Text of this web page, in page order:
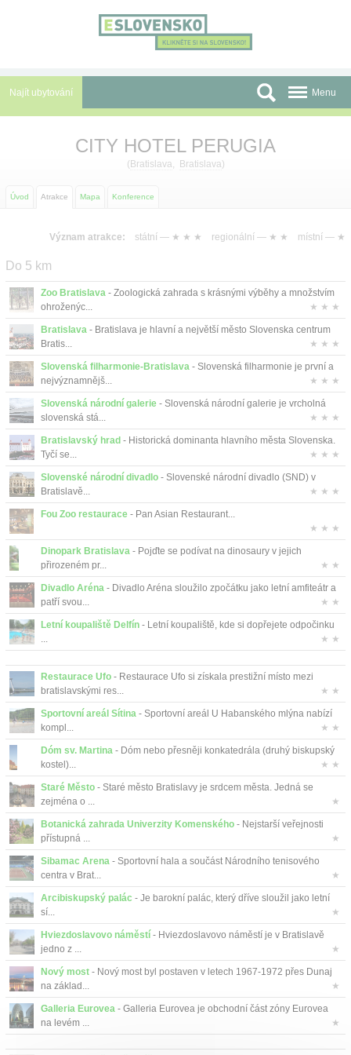
Najít ubytování
Autobusové zájezdy
Před cestou
Atrakce
Kontakt
Menu
CITY HOTEL PERUGIA
( Bratislava, Bratislava)
Úvod Atrakce Mapa Konference
Význam atrakce: státní — ★ ★ ★ regionální — ★ ★ místní — ★
Do 5 km
Zoo Bratislava - Zoologická zahrada s krásnými výběhy a množstvím
ohroženýc...
★ ★ ★
Bratislava - Bratislava je hlavní a největší město Slovenska centrum
Bratis...
★ ★ ★
Slovenská filharmonie-Bratislava - Slovenská filharmonie je první a
nejvýznamnějš...
★ ★ ★
Slovenská národní galerie - Slovenská národní galerie je vrcholná
slovenská stá...
★ ★ ★
Bratislavský hrad - Historická dominanta hlavního města Slovenska.
Tyčí se...
★ ★ ★
Slovenské národní divadlo - Slovenské národní divadlo (SND) v
Bratislavě...
★ ★ ★
Fou Zoo restaurace - Pan Asian Restaurant...
★ ★ ★
Dinopark Bratislava - Pojďte se podívat na dinosaury v jejich
přirozeném pr...
★ ★
Divadlo Aréna - Divadlo Aréna sloužilo zpočátku jako letní amfiteátr a
patří svou...
★ ★
Letní koupaliště Delfín - Letní koupaliště, kde si dopřejete odpočinku
...
★ ★
Restaurace Ufo - Restaurace Ufo si získala prestižní místo mezi
bratislavskými res...
★ ★
Sportovní areál Sítina - Sportovní areál U Habanského mlýna nabízí
kompl...
★ ★
Dóm sv. Martina - Dóm nebo přesněji konkatedrála (druhý biskupský
kostel)...
★ ★
Staré Město - Staré město Bratislavy je srdcem města. Jedná se
zejména o ...
★
Botanická zahrada Univerzity Komenského - Nejstarší veřejnosti
přístupná ...
★
Sibamac Arena - Sportovní hala a součást Národního tenisového
centra v Brat...
★
Arcibiskupský palác - Je barokní palác, který dříve sloužil jako letní
sí...
★
Hviezdoslavovo náměstí - Hviezdoslavovo náměstí je v Bratislavě
jedno z ...
★
Nový most - Nový most byl postaven v letech 1967-1972 přes Dunaj
na základ...
★
Galleria Eurovea - Galleria Eurovea je obchodní část zóny Eurovea
na levém ...
★